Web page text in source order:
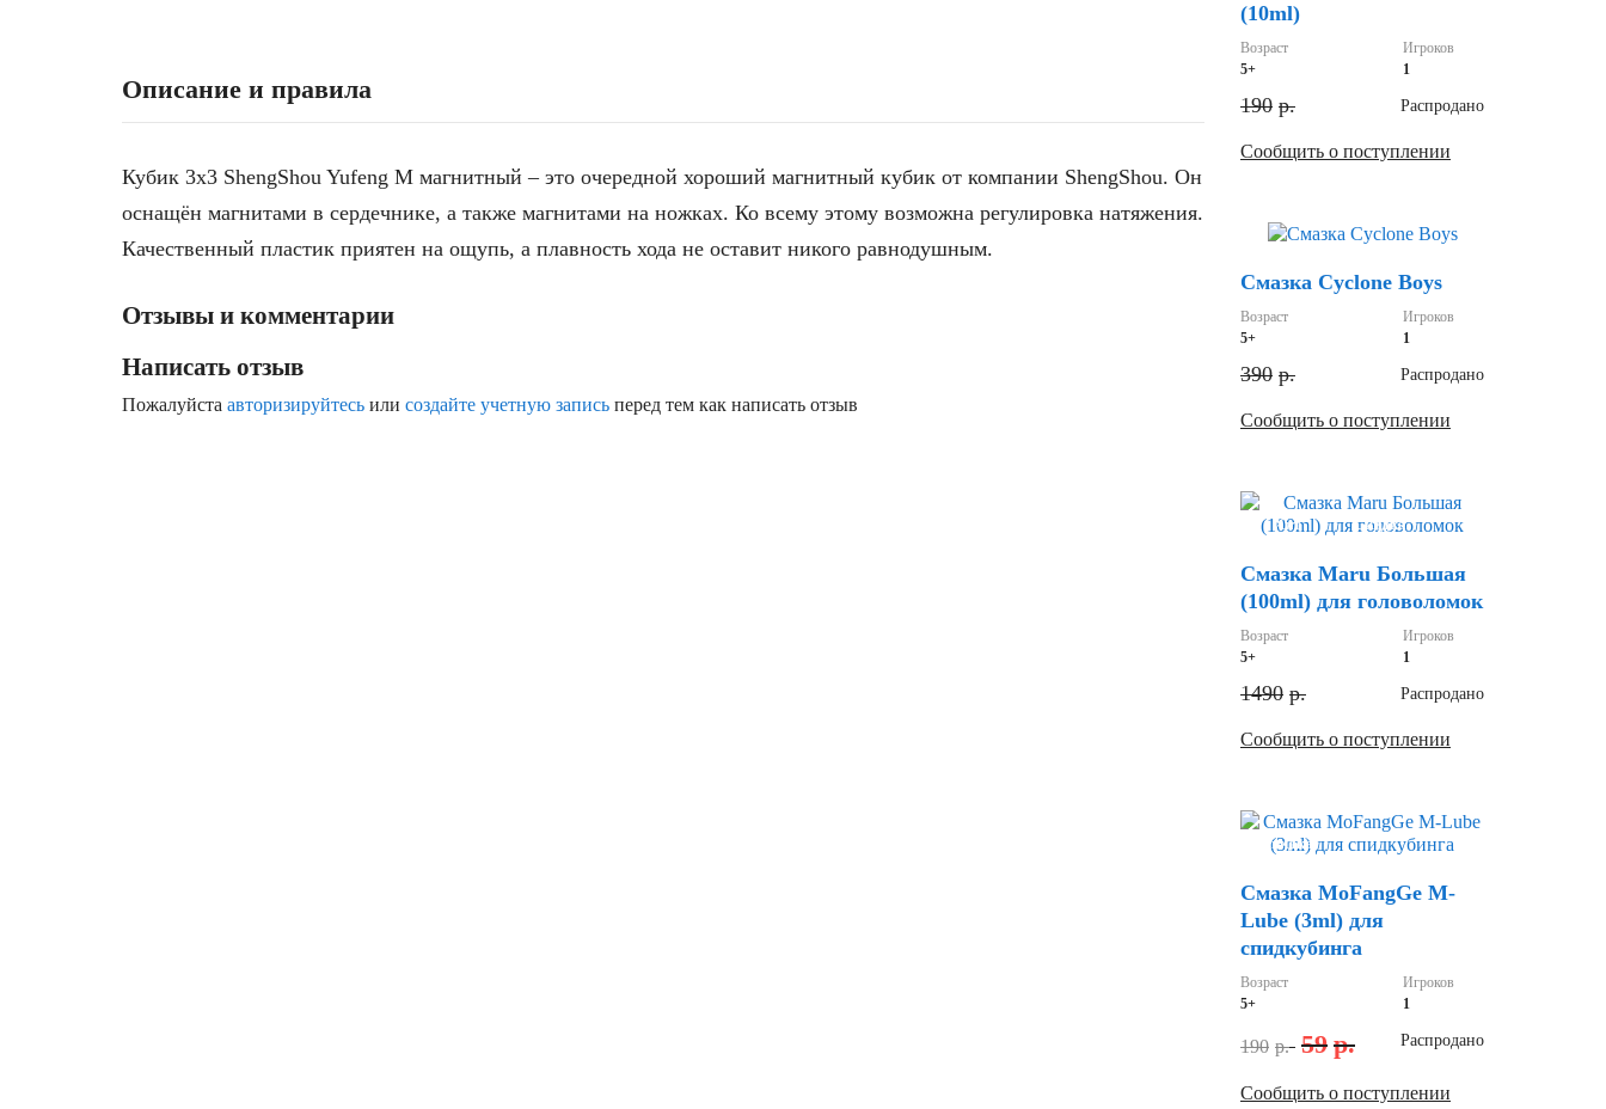
Описание и правила
Кубик 3x3 ShengShou Yufeng M магнитный – это очередной хороший магнитный кубик от компании ShengShou. Он
оснащён магнитами в сердечнике, а также магнитами на ножках. Ко всему этому возможна регулировка натяжения.
Качественный пластик приятен на ощупь, а плавность хода не оставит никого равнодушным.
Отзывы и комментарии
Написать отзыв
Пожалуйста авторизируйтесь или создайте учетную запись перед тем как написать отзыв
(10ml)
Возраст
5+
Игроков
1
190 р. Распродано
Сообщить о поступлении
Смазка Cyclone Boys
Возраст
5+
Игроков
1
390 р. Распродано
Сообщить о поступлении
Хит Скидка
Смазка Maru Большая
(100ml) для головоломок
Возраст
5+
Игроков
1
1490 р. Распродано
Сообщить о поступлении
Скидка
Смазка MoFangGe M-
Lube (3ml) для
спидкубинга
Возраст
5+
Игроков
1
190 р. 59 р. Распродано
Сообщить о поступлении